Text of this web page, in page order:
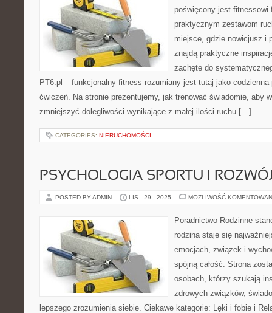
poświęcony jest fitnessowi
praktycznym zestawom
miejsce, gdzie nowicjusz i
znajdą praktyczne
zachętę do
PT6.pl – funkcjonalny fitness rozumiany jest tutaj jako
ćwiczeń. Na stronie prezentujemy, jak trenować świadomie, aby
zmniejszyć dolegliwości wynikające z małej ilości ruchu […]
CATEGORIES: NIERUCHOMOŚCI
PSYCHOLOGIA SPORTU I
POSTED BY ADMIN LIS - 29 - 2025 MOŻLIWOŚĆ
Poradnictwo Rodzinne
rodzina staje się
emocjach, związek i
spójną całość. Strona
osobach, którzy szukają
zdrowych związków,
lepszego zrozumienia siebie. Ciekawe kategorie: Lęki i fobie i